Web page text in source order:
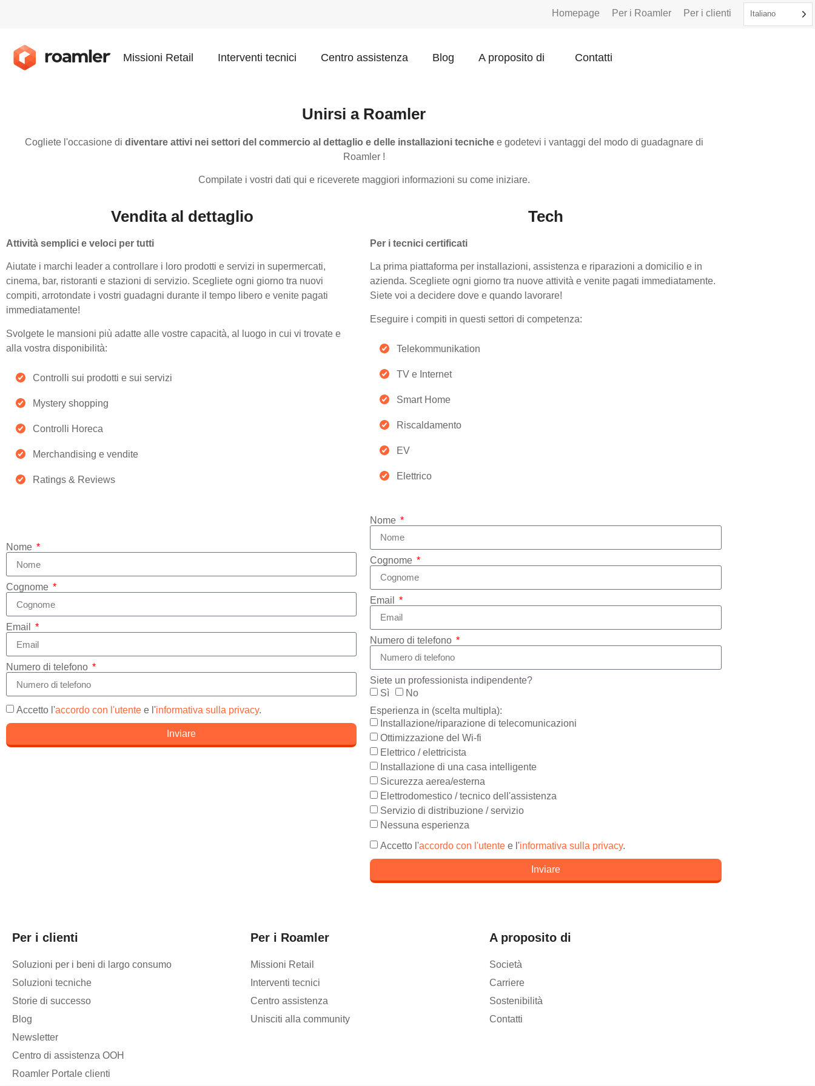
Homepage Per i Roamler Per i clienti Italiano
Missioni Retail Interventi tecnici Centro assistenza Blog A proposito di Contatti
Unirsi a Roamler
Cogliete l'occasione di diventare attivi nei settori del commercio al dettaglio e delle installazioni tecnichee godetevi i vantaggi del modo di guadagnare di
Roamler !
Compilate i vostri dati qui e riceverete maggiori informazioni su come iniziare.
Vendita al dettaglio
Attività semplici e veloci per tutti
Aiutate i marchi leader a controllare i loro prodotti e servizi in supermercati,
cinema, bar, ristoranti e stazioni di servizio. Scegliete ogni giorno tra nuovi
compiti, arrotondate i vostri guadagni durante il tempo libero e venite pagati
immediatamente!
Svolgete le mansioni più adatte alle vostre capacità, al luogo in cui vi trovate e
alla vostra disponibilità:
Controlli sui prodotti e sui servizi
Mystery shopping
Controlli Horeca
Merchandising e vendite
Ratings & Reviews​
Nome
Cognome
Email
Numero di telefono
Accetto l'accordo con l'utente e l'informativa sulla privacy.
Inviare
Tech
Per i tecnici certificati
La prima piattaforma per installazioni, assistenza e riparazioni a domicilio e in
azienda. Scegliete ogni giorno tra nuove attività e venite pagati immediatamente.
Siete voi a decidere dove e quando lavorare!
Eseguire i compiti in questi settori di competenza:
Telekommunikation
TV e Internet
Smart Home
Riscaldamento
EV
Elettrico
Nome
Cognome
Email
Numero di telefono
Siete un professionista indipendente?
Sì
No
Esperienza in (scelta multipla):
Installazione/riparazione di telecomunicazioni
Ottimizzazione del Wi-fi
Elettrico / elettricista
Installazione di una casa intelligente
Sicurezza aerea/esterna
Elettrodomestico / tecnico dell'assistenza
Servizio di distribuzione / servizio
Nessuna esperienza
Accetto l'accordo con l'utente e l'informativa sulla privacy.
Inviare
Per i clienti
Soluzioni per i beni di largo consumo
Soluzioni tecniche
Storie di successo
Blog
Newsletter
Centro di assistenza OOH
Roamler Portale clienti
Per i Roamler
Missioni Retail
Interventi tecnici
Centro assistenza
Unisciti alla community
A proposito di
Società
Carriere
Sostenibilità
Contatti